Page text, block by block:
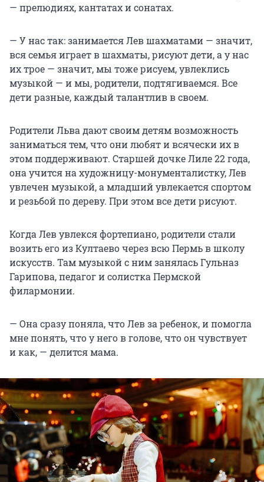
— прелюдиях, кантатах и сонатах.
— У нас так: занимается Лев шахматами — значит,
вся семья играет в шахматы, рисуют дети, а у нас
их трое — значит, мы тоже рисуем, увлеклись
музыкой — и мы, родители, подтягиваемся. Все
дети разные, каждый талантлив в своем.
Родители Льва дают своим детям возможность
заниматься тем, что они любят и всячески их в
этом поддерживают. Старшей дочке Лиле 22 года,
она учится на художницу-монументалистку, Лев
увлечен музыкой, а младший увлекается спортом
и резьбой по дереву. При этом все дети рисуют.
Когда Лев увлекся фортепиано, родители стали
возить его из Култаево через всю Пермь в школу
искусств. Там музыкой с ним занялась Гульназ
Гарипова, педагог и солистка Пермской
филармонии.
— Она сразу поняла, что Лев за ребенок, и помогла
мне понять, что у него в голове, что он чувствует
и как, — делится мама.